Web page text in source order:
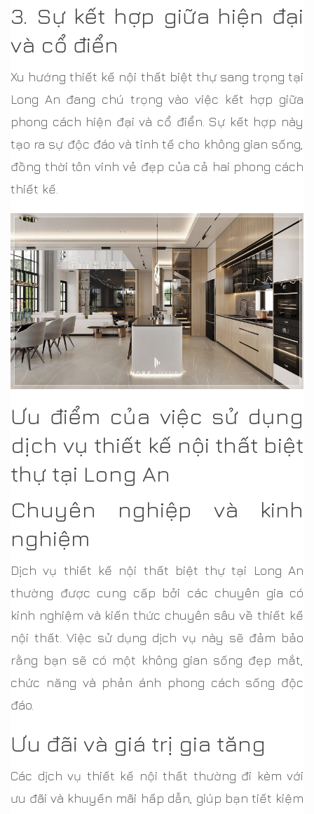
3. Sự kết hợp giữa hiện đại
và cổ điển
Xu hướng thiết kế nội thất biệt thự sang trọng tại
Long An đang chú trọng vào việc kết hợp giữa
phong cách hiện đại và cổ điển. Sự kết hợp này
tạo ra sự độc đáo và tinh tế cho không gian sống,
đồng thời tôn vinh vẻ đẹp của cả hai phong cách
thiết kế.
Ưu điểm của việc sử dụng
dịch vụ thiết kế nội thất biệt
thự tại Long An
Chuyên nghiệp và kinh
nghiệm
Dịch vụ thiết kế nội thất biệt thự tại Long An
thường được cung cấp bởi các chuyên gia có
kinh nghiệm và kiến thức chuyên sâu về thiết kế
nội thất. Việc sử dụng dịch vụ này sẽ đảm bảo
rằng bạn sẽ có một không gian sống đẹp mắt,
chức năng và phản ánh phong cách sống độc
đáo.
Ưu đãi và giá trị gia tăng
Các dịch vụ thiết kế nội thất thường đi kèm với
ưu đãi và khuyến mãi hấp dẫn, giúp bạn tiết kiệm